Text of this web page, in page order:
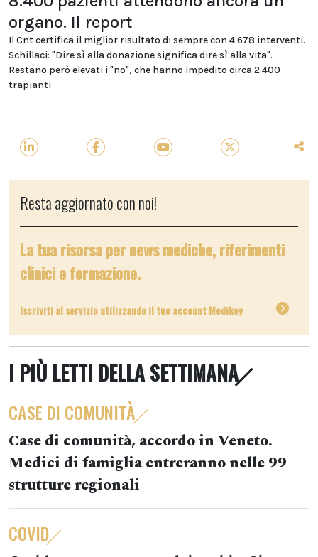
organo. Il report
Il Cnt certifica il miglior risultato di sempre con 4.678 interventi.
Schillaci: "Dire sì alla donazione significa dire sì alla vita".
Restano però elevati i "no", che hanno impedito circa 2.400
trapianti
Resta aggiornato con noi!
La tua risorsa per news mediche, riferimenti
clinici e formazione.
Iscriviti al servizio utilizzando il tuo account Medikey
I PIÙ LETTI DELLA SETTIMANA
CASE DI COMUNITÀ
Case di comunità, accordo in Veneto.
Medici di famiglia entreranno nelle 99
strutture regionali
COVID